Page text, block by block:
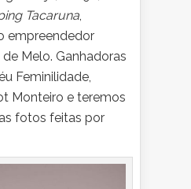
Tacaruna,
empreendedor
Melo. Ganhadoras
Feminilidade,
Monteiro e teremos
fotos feitas por